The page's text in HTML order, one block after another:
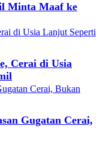
Minta Maaf ke
Cerai di Usia
Gugatan Cerai,